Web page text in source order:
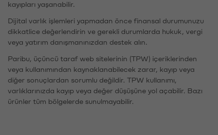
kayıpları yaşanabilir.
Dijital varlık işlemleri yapmadan önce finansal durumunuzu
dikkatlice değerlendirin ve gerekli durumlarda hukuk, vergi
veya yatırım danışmanınızdan destek alın.
Paribu, üçüncü taraf web sitelerinin (TPW) içeriklerinden
veya kullanımından kaynaklanabilecek zarar, kayıp veya
diğer sonuçlardan sorumlu değildir. TPW kullanımı,
varlıklarınızda kayıp veya değer düşüşüne yol açabilir. Bazı
ürünler tüm bölgelerde sunulmayabilir.